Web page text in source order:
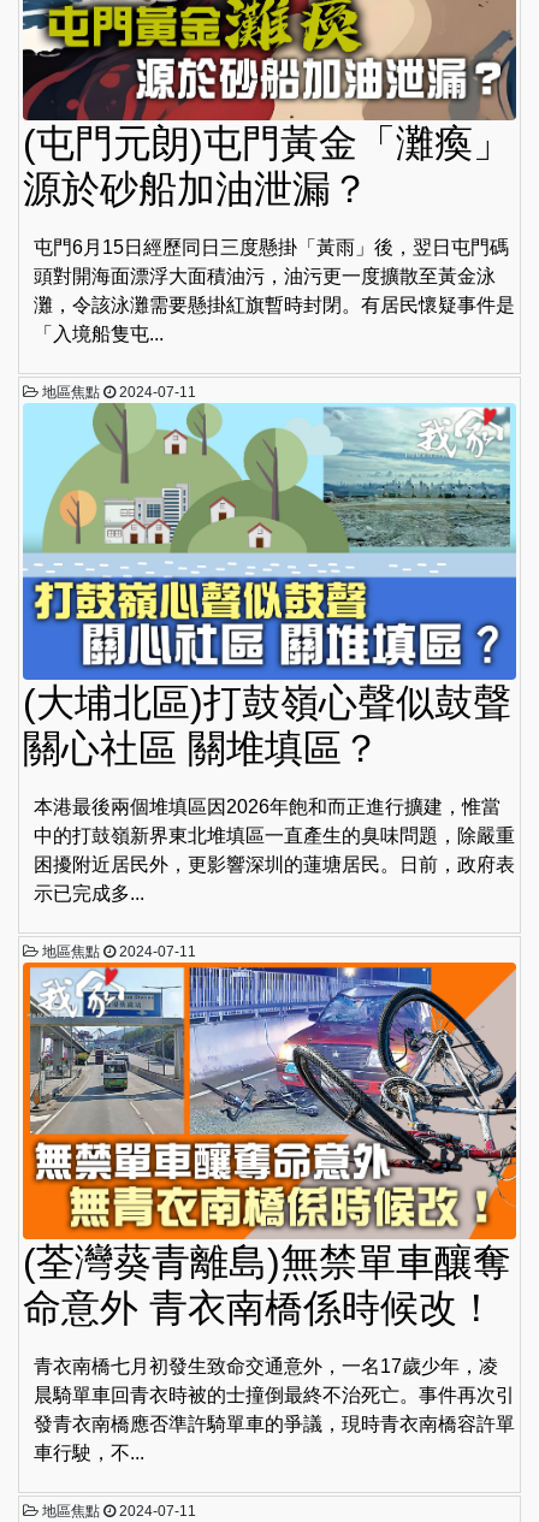
(屯門元朗)屯門黃金「灘瘓」
源於砂船加油泄漏？
屯門6月15日經歷同日三度懸掛「黃雨」後，翌日屯門碼
頭對開海面漂浮大面積油污，油污更一度擴散至黃金泳
灘，令該泳灘需要懸掛紅旗暫時封閉。有居民懷疑事件是
「入境船隻屯...
地區焦點 2024-07-11
(大埔北區)打鼓嶺心聲似鼓聲
關心社區 關堆填區？
本港最後兩個堆填區因2026年飽和而正進行擴建，惟當
中的打鼓嶺新界東北堆填區一直產生的臭味問題，除嚴重
困擾附近居民外，更影響深圳的蓮塘居民。日前，政府表
示已完成多...
地區焦點 2024-07-11
(荃灣葵青離島)無禁單車釀奪
命意外 青衣南橋係時候改！
青衣南橋七月初發生致命交通意外，一名17歲少年，凌
晨騎單車回青衣時被的士撞倒最終不治死亡。事件再次引
發青衣南橋應否準許騎單車的爭議，現時青衣南橋容許單
車行駛，不...
地區焦點 2024-07-11